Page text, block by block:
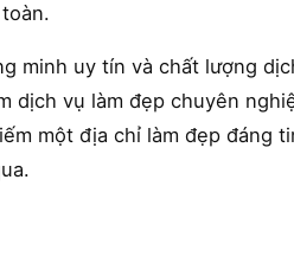
minh uy tín và chất lượng
dịch vụ làm đẹp chuyên
một địa chỉ làm đẹp đáng